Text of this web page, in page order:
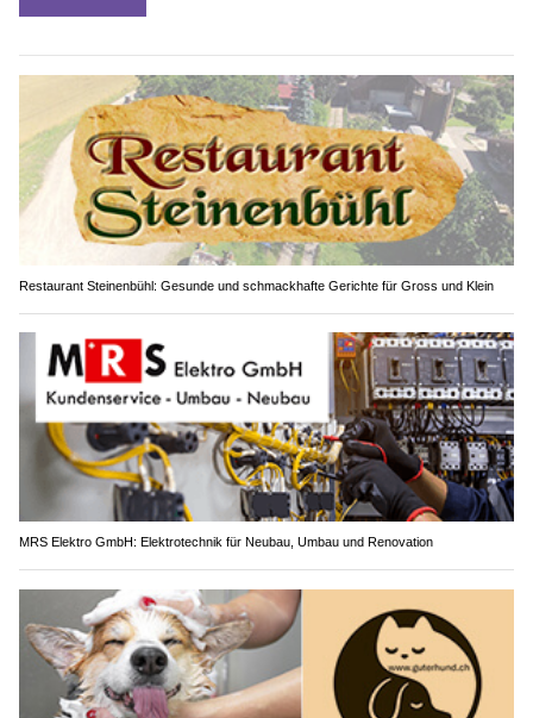
Restaurant Steinenbühl: Gesunde und schmackhafte Gerichte für Gross und Klein
MRS Elektro GmbH: Elektrotechnik für Neubau, Umbau und Renovation